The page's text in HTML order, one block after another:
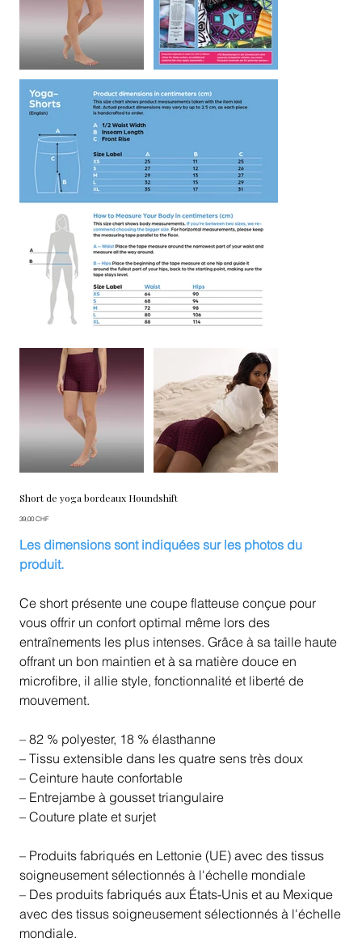
Short de yoga bordeaux Houndshift
Prix
39,00 CHF
Les dimensions sont indiquées sur les photos du
produit.
Ce short présente une coupe flatteuse conçue pour
vous offrir un confort optimal même lors des
entraînements les plus intenses. Grâce à sa taille haute
offrant un bon maintien et à sa matière douce en
microfibre, il allie style, fonctionnalité et liberté de
mouvement.
– 82 % polyester, 18 % élasthanne
– Tissu extensible dans les quatre sens très doux
– Ceinture haute confortable
– Entrejambe à gousset triangulaire
– Couture plate et surjet
– Produits fabriqués en Lettonie (UE) avec des tissus
soigneusement sélectionnés à l'échelle mondiale
– Des produits fabriqués aux États-Unis et au Mexique
avec des tissus soigneusement sélectionnés à l'échelle
mondiale.